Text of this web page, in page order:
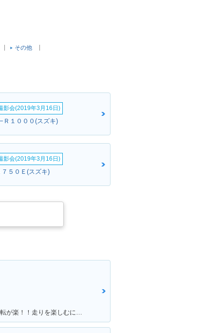
その他
影会(2019年3月16日)
Ｒ１０００(スズキ)
影会(2019年3月16日)
５０Ｅ(スズキ)
満足ポイント:パワーがあるんで速い！運転が楽！！走りを楽しむにはもってこいの1台！足回りかえるとかなり乗りやすくなります